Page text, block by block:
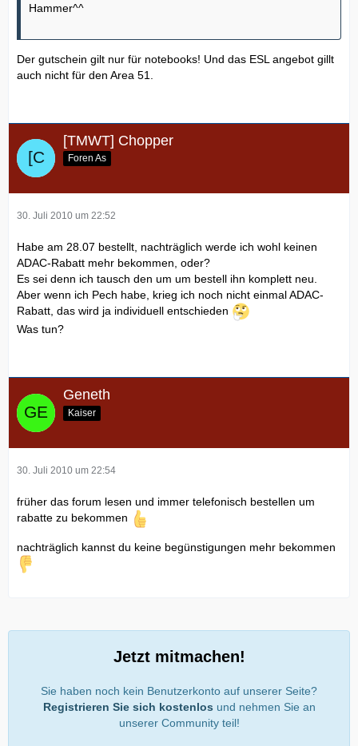
Hammer^^
Der gutschein gilt nur für notebooks! Und das ESL angebot gillt
auch nicht für den Area 51.
[TMWT] Chopper
Foren As
30. Juli 2010 um 22:52
Habe am 28.07 bestellt, nachträglich werde ich wohl keinen
ADAC-Rabatt mehr bekommen, oder?
Es sei denn ich tausch den um um bestell ihn komplett neu.
Aber wenn ich Pech habe, krieg ich noch nicht einmal ADAC-
Rabatt, das wird ja individuell entschieden
Was tun?
Geneth
Kaiser
30. Juli 2010 um 22:54
früher das forum lesen und immer telefonisch bestellen um
rabatte zu bekommen
nachträglich kannst du keine begünstigungen mehr bekommen
Jetzt mitmachen!
Sie haben noch kein Benutzerkonto auf unserer Seite?
Registrieren Sie sich kostenlos und nehmen Sie an
unserer Community teil!